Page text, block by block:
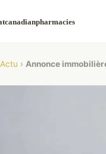
Actu › Annonce